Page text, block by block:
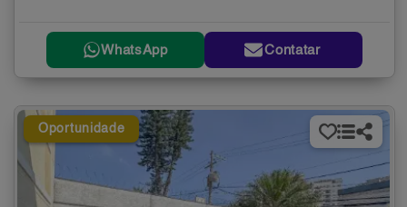
WhatsApp Contatar
Oportunidade